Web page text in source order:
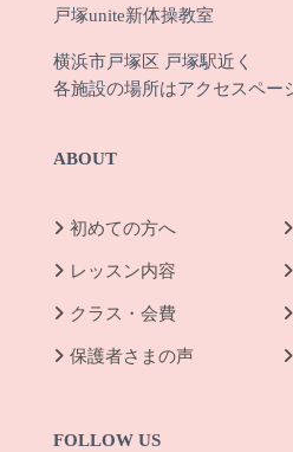
戸塚unite新体操教室
横浜市戸塚区 戸塚駅近く
各施設の場所はアクセスペー
ABOUT
初めての方へ
レッスン内容
クラス・会費
保護者さまの声
FOLLOW US